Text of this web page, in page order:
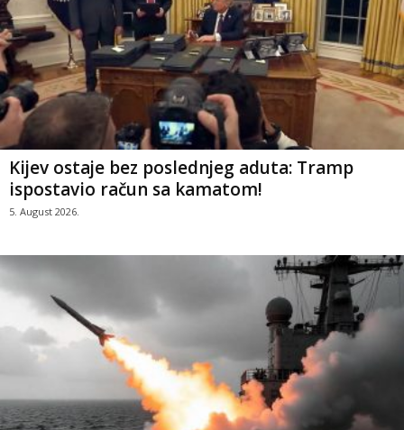
Kijev ostaje bez poslednjeg aduta: Tramp
ispostavio račun sa kamatom!
5. August 2026.